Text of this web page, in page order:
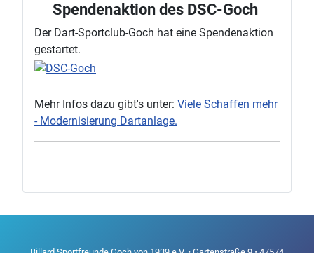
Spendenaktion des DSC-Goch
Der Dart-Sportclub-Goch hat eine Spendenaktion
gestartet.
Mehr Infos dazu gibt's unter: Viele Schaffen mehr
- Modernisierung Dartanlage.